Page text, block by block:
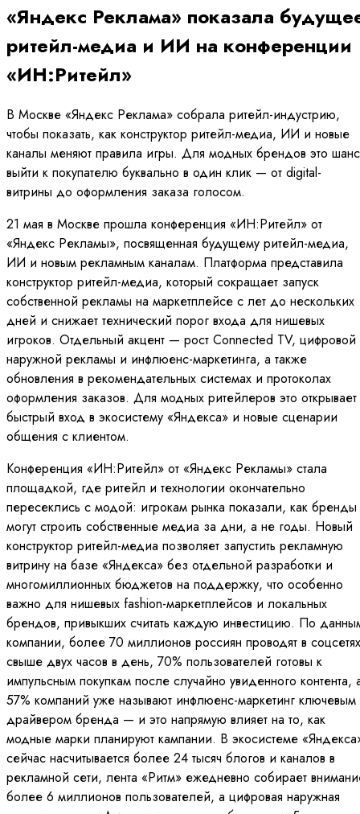
«Яндекс Реклама» показала
ритейл-медиа и ИИ на конференции
«ИН:Ритейл»
В Москве «Яндекс Реклама» собрала ритейл-индустрию,
чтобы показать, как конструктор ритейл-медиа, ИИ и новые
каналы меняют правила игры. Для модных брендов это шанс
выйти к покупателю буквально в один клик — от digital-
витрины до оформления заказа голосом.
21 мая в Москве прошла конференция «ИН:Ритейл» от
«Яндекс Рекламы», посвященная будущему ритейл-медиа,
ИИ и новым рекламным каналам. Платформа представила
конструктор ритейл-медиа, который сокращает запуск
собственной рекламы на маркетплейсе с лет до нескольких
дней и снижает технический порог входа для нишевых
игроков. Отдельный акцент — рост Connected TV, цифровой
наружной рекламы и инфлюенс-маркетинга, а также
обновления в рекомендательных системах и протоколах
оформления заказов. Для модных ритейлеров это открывает
быстрый вход в экосистему «Яндекса» и новые сценарии
общения с клиентом.
Конференция «ИН:Ритейл» от «Яндекс Рекламы» стала
площадкой, где ритейл и технологии окончательно
пересеклись с модой: игрокам рынка показали, как бренды
могут строить собственные медиа за дни, а не годы. Новый
конструктор ритейл-медиа позволяет запустить рекламную
витрину на базе «Яндекса» без отдельной разработки и
многомиллионных бюджетов на поддержку, что особенно
важно для нишевых fashion-маркетплейсов и локальных
брендов, привыкших считать каждую инвестицию. По
компании, более 70 миллионов россиян проводят в соцсетях
свыше двух часов в день, 70% пользователей готовы к
импульсным покупкам после случайно увиденного контента,
57% компаний уже называют инфлюенс-маркетинг ключевым
драйвером бренда — и это напрямую влияет на то, как
модные марки планируют кампании. В экосистеме
сейчас насчитывается более 24 тысяч блогов и каналов в
рекламной сети, лента «Ритм» ежедневно собирает
более 6 миллионов пользователей, а цифровая наружная